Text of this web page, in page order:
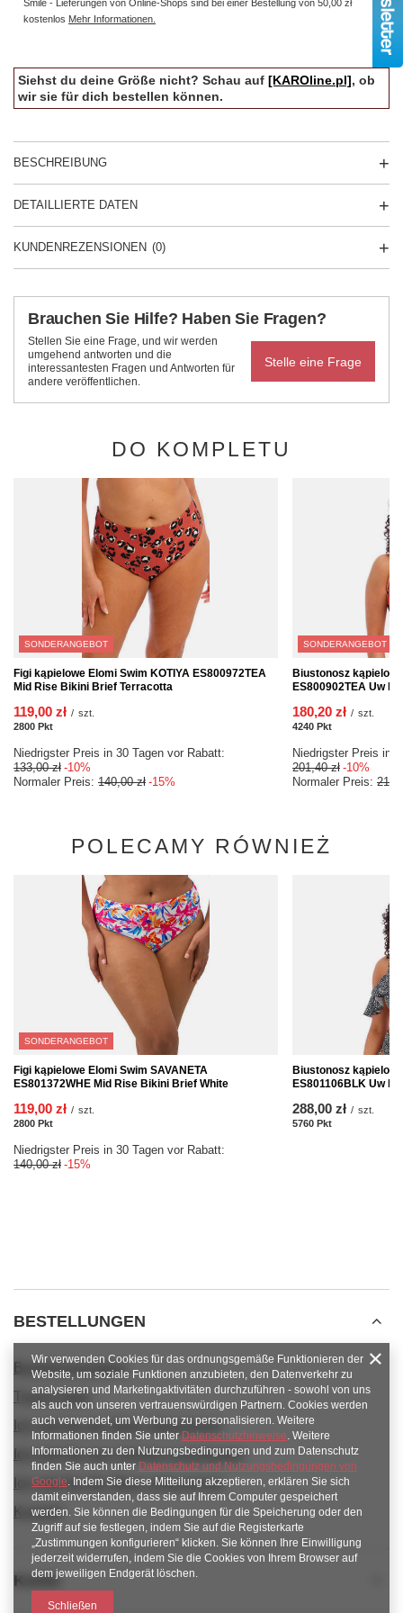
Smile - Lieferungen von Online-Shops sind bei einer Bestellung von 50,00 zł
kostenlos Mehr Informationen.
Siehst du deine Größe nicht? Schau auf [KAROline.pl], ob
wir sie für dich bestellen können.
BESCHREIBUNG
DETAILLIERTE DATEN
KUNDENREZENSIONEN (0)
Brauchen Sie Hilfe? Haben Sie Fragen?
Stellen Sie eine Frage, und wir werden
umgehend antworten und die
interessantesten Fragen und Antworten für
andere veröffentlichen.
Stelle eine Frage
DO KOMPLETU
SONDERANGEBOT
Figi kąpielowe Elomi Swim KOTIYA ES800972TEA
Mid Rise Bikini Brief Terracotta
119,00 zł / szt.
2800 Pkt
Niedrigster Preis in 30 Tagen vor Rabatt:
133,00 zł -10%
Normaler Preis: 140,00 zł -15%
SONDERANGEBOT
Biustonosz
ES800902TEA Uw
180,20 zł / szt.
4240 Pkt
Niedrigster Preis in
201,40 zł -10%
Normaler Preis:
POLECAMY RÓWNIEŻ
SONDERANGEBOT
Figi kąpielowe Elomi Swim SAVANETA
ES801372WHE Mid Rise Bikini Brief White
119,00 zł / szt.
2800 Pkt
Niedrigster Preis in 30 Tagen vor Rabatt:
140,00 zł -15%
Biustonosz
ES801106BLK Uw
288,00 zł / szt.
5760 Pkt
BESTELLUNGEN
Bestellungsstatus
Track-Paket
Ich möchte die Ware reklamieren
Ich möchte vom Vertrag zurücktreten
Ich möchte die Ware umtauschen
Kontakt
Konto
Wir verwenden Cookies für das ordnungsgemäße Funktionieren der
Website, um soziale Funktionen anzubieten, den Datenverkehr zu
analysieren und Marketingaktivitäten durchzuführen - sowohl von uns
als auch von unseren vertrauenswürdigen Partnern. Cookies werden
auch verwendet, um Werbung zu personalisieren. Weitere
Informationen finden Sie unter Datenschutzhinweise. Weitere
Informationen zu den Nutzungsbedingungen und zum Datenschutz
finden Sie auch unter Datenschutz und Nutzungsbedingungen von
Google. Indem Sie diese Mitteilung akzeptieren, erklären Sie sich
damit einverstanden, dass sie auf Ihrem Computer gespeichert
werden. Sie können die Bedingungen für die Speicherung oder den
Zugriff auf sie festlegen, indem Sie auf die Registerkarte
„Zustimmungen konfigurieren“ klicken. Sie können Ihre Einwilligung
jederzeit widerrufen, indem Sie die Cookies von Ihrem Browser auf
dem jeweiligen Endgerät löschen.
Schließen